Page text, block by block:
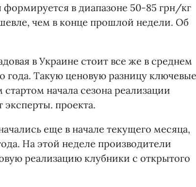
в диапазоне 50-85 грн/кг
чем в конце прошлой недели. Об
в Украине стоит все же в среднем
года. Такую ценовую разницу ключевые
начала сезона реализации
проекта.
еще в начале текущего месяца,
На этой неделе производители
реализацию клубники с открытого